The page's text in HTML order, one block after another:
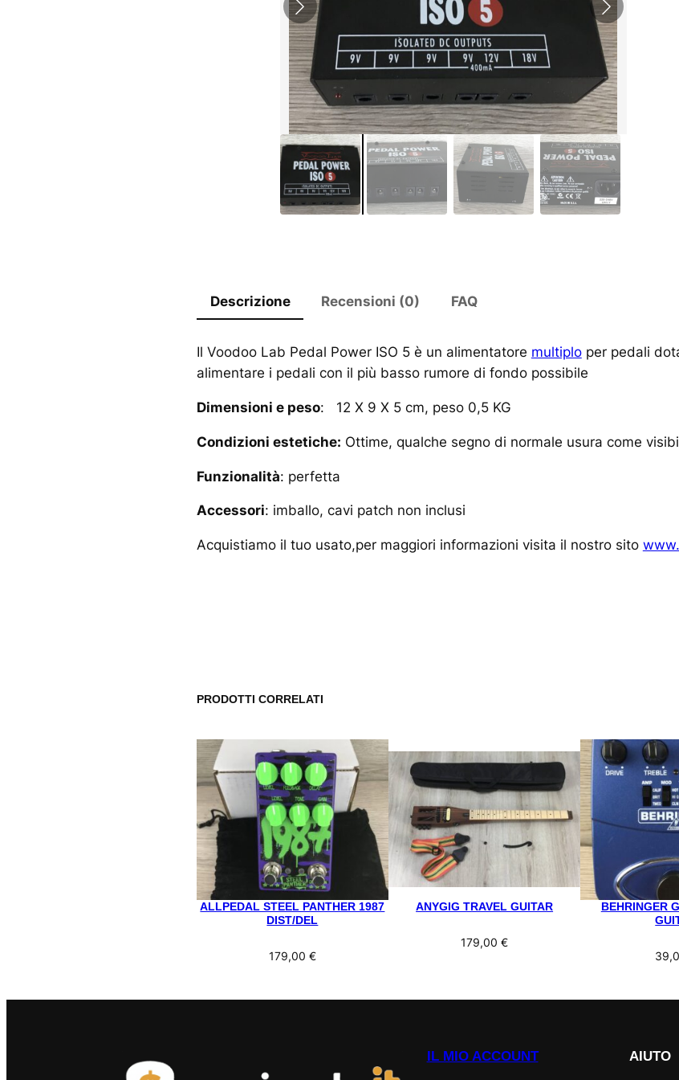
Descrizione Recensioni (0) FAQ
Il Voodoo Lab Pedal Power ISO 5 è un alimentatore multiploper pedali
alimentare i pedali con il più basso rumore di fondo possibile
Dimensioni e peso: 12 X 9 X 5 cm, peso 0,5 KG
Condizioni estetiche: Ottime, qualche segno di normale usura come
Funzionalità: perfetta
Accessori: imballo, cavi patch non inclusi
Acquistiamo il tuo usato,per maggiori informazioni visita il nostro sito
PRODOTTI CORRELATI
ALLPEDAL STEEL PANTHER 1987
DIST/DEL
179,00 €
ANYGIG TRAVEL GUITAR
179,00€
BEHRINGER
IL MIO ACCOUNT AIUTO